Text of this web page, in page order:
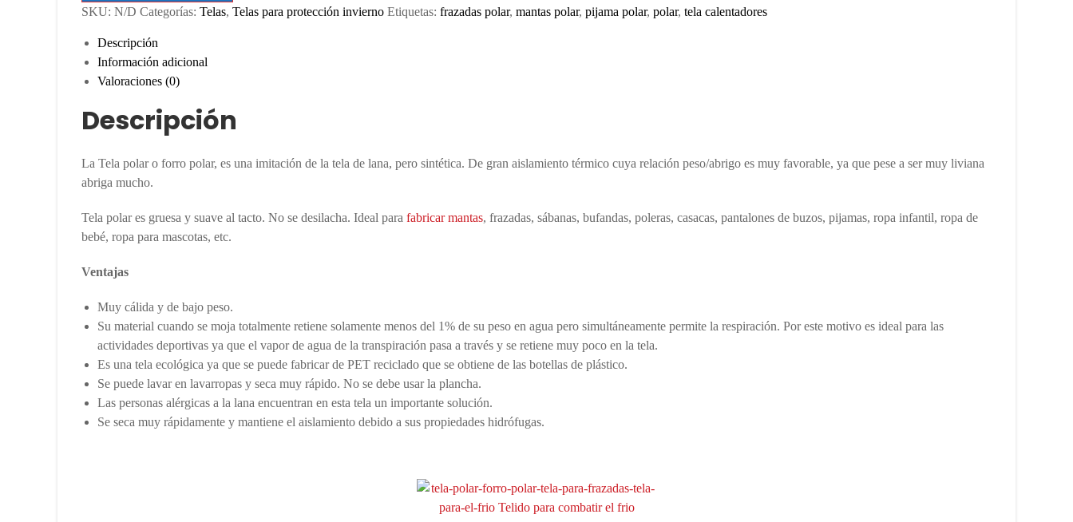
de
metro
SKU: N/D Categorías: Telas, Telas para protección invierno Etiquetas: frazadas polar, mantas polar, pijama polar, polar, tela calentadores
Descripción
Información adicional
Valoraciones (0)
Descripción
La Tela polar o forro polar, es una imitación de la tela de lana, pero sintética. De gran aislamiento térmico cuya relación peso/abrigo es muy favorable, ya que pese a ser muy liviana
abriga mucho.
Tela polar es gruesa y suave al tacto. No se desilacha. Ideal para fabricar mantas, frazadas, sábanas, bufandas, poleras, casacas, pantalones de buzos, pijamas, ropa infantil, ropa de
bebé, ropa para mascotas, etc.
Ventajas
Muy cálida y de bajo peso.
Su material cuando se moja totalmente retiene solamente menos del 1% de su peso en agua pero simultáneamente permite la respiración. Por este motivo es ideal para las
actividades deportivas ya que el vapor de agua de la transpiración pasa a través y se retiene muy poco en la tela.
Es una tela ecológica ya que se puede fabricar de PET reciclado que se obtiene de las botellas de plástico.
Se puede lavar en lavarropas y seca muy rápido. No se debe usar la plancha.
Las personas alérgicas a la lana encuentran en esta tela un importante solución.
Se seca muy rápidamente y mantiene el aislamiento debido a sus propiedades hidrófugas.